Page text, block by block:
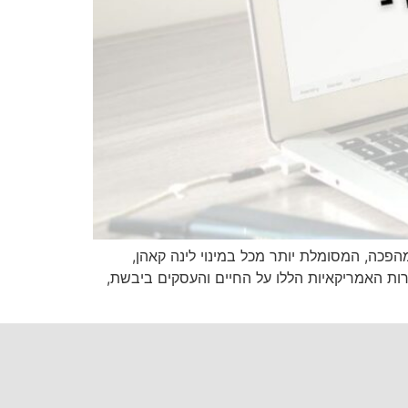
המסומלת יותר מכל במינוי לינה קאהן,
האמריקאיות הללו על החיים והעסקים ביבשת,